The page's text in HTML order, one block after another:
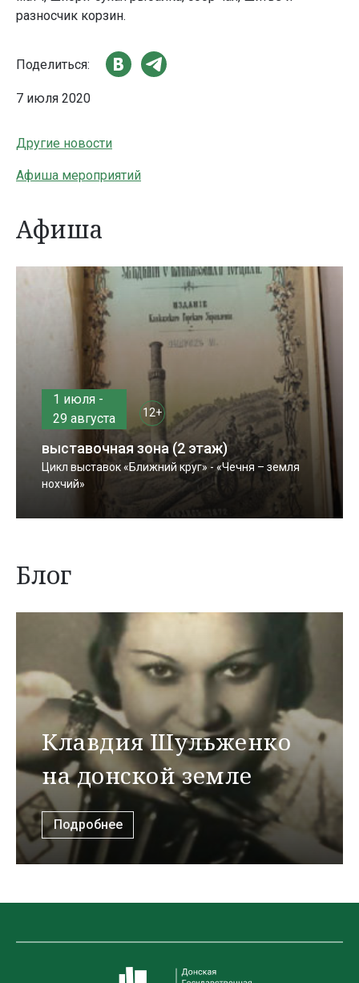
разносчик корзин.
Поделиться:
7 июля 2020
Другие новости
Афиша мероприятий
Афиша
1 июля -
29 августа
12+
выставочная зона (2 этаж)
Цикл выставок «Ближний круг» - «Чечня – земля
нохчий»
Блог
Клавдия Шульженко
на донской земле
Подробнее